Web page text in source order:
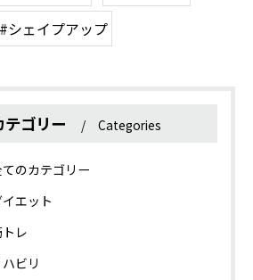
#シェイプアップ
テゴリー Categories
のカテゴリー
イエット
レ
ハビリ